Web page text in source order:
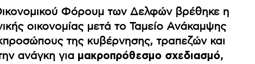
Φόρουμ των Δελφών βρέθηκε η
οικονομίας μετά το Ταμείο Ανάκαμψης
της κυβέρνησης, τραπεζών και
ανάγκη για μακροπρόθεσμο σχεδιασμό,